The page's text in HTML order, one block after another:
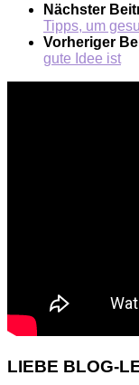
Nächster
Tipps, um
Vorheriger
gute Idee ist
LIEBE BLOG-